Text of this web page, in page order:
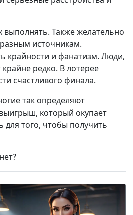
выполнять. Также желательно
источникам.
крайности и фанатизм. Люди,
редко. В лотерее
счастливого финала.
так определяют
который окупает
для того, чтобы получить